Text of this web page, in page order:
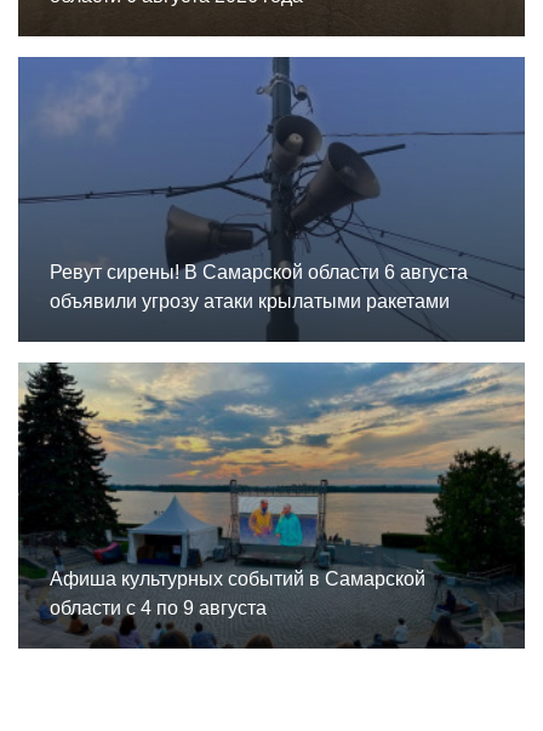
Ревут сирены! В Самарской области 6 августа
объявили угрозу атаки крылатыми ракетами
Афиша культурных событий в Самарской
области с 4 по 9 августа